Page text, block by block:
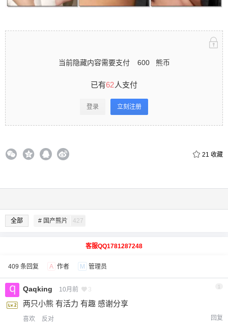
当前隐藏内容需要支付 600 熊币
已有62人支付
登录 立刻注册
21 收藏
全部 # 国产熊片 427
客服QQ1781287248
409 条回复 A 作者 M 管理员
Qaqking 10月前 3
两只小熊 有活力 有趣 感谢分享
喜欢 反对 回复